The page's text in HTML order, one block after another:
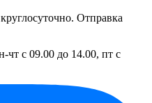
Отправка
с 09.00 до 14.00, пт с